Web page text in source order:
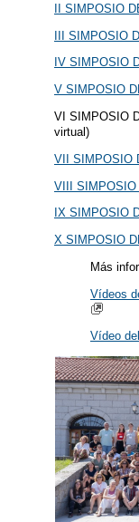
II SIMPOSIO
III SIMPOSIO
IV SIMPOSIO
V SIMPOSIO
VI SIMPOSIO
virtual)
VII SIMPOSIO
VIII SIMPOSIO
IX SIMPOSIO
X SIMPOSIO
Más
Vídeos
Vídeo